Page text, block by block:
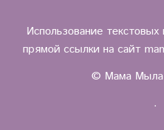
Использование
прямой ссылки на сайт
© Мама Мыла
.